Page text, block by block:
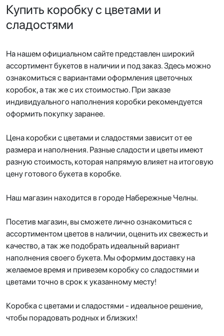
Купить коробку с цветами и
сладостями
На нашем официальном сайте представлен широкий
ассортимент букетов в наличии и под заказ. Здесь можно
ознакомиться с вариантами оформления цветочных
коробок, а так же с их стоимостью. При заказе
индивидуального наполнения коробки рекомендуется
оформить покупку заранее.
Цена коробки с цветами и сладостями зависит от ее
размера и наполнения. Разные сладости и цветы имеют
разную стоимость, которая напрямую влияет на итоговую
цену готового букета в коробке.
Наш магазин находится в городе Набережные Челны.
Посетив магазин, вы сможете лично ознакомиться с
ассортиментом цветов в наличии, оценить их свежесть и
качество, а так же подобрать идеальный вариант
наполнения своего букета. Мы оформим доставку на
желаемое время и привезем коробку со сладостями и
цветами точно в срок к указанному месту!
Коробка с цветами и сладостями - идеальное решение,
чтобы порадовать родных и близких!